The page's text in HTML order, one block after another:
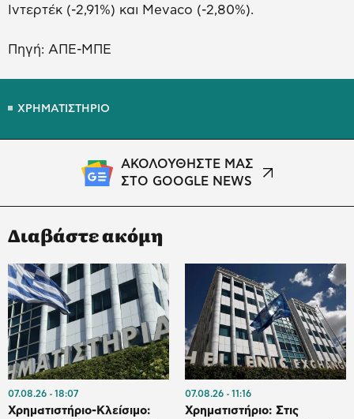
Ιντερτέκ (-2,91%) και Mevaco (-2,80%).
Πηγή: ΑΠΕ-ΜΠΕ
ΧΡΗΜΑΤΙΣΤΗΡΙΟ
ΑΚΟΛΟΥΘΗΣΤΕ ΜΑΣ
ΣΤΟ GOOGLE NEWS
Διαβάστε ακόμη
07.08.26 18:07
Χρηματιστήριο-Κλείσιμο:
07.08.26 11:16
Χρηματιστήριο: Στις